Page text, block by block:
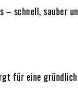
– schnell, sauber
für eine